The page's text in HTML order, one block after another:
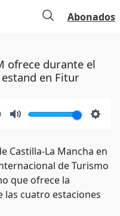
Abonados
ofrece durante el
en Fitur
Castilla-La Mancha en
de Turismo
que ofrece la
cuatro estaciones